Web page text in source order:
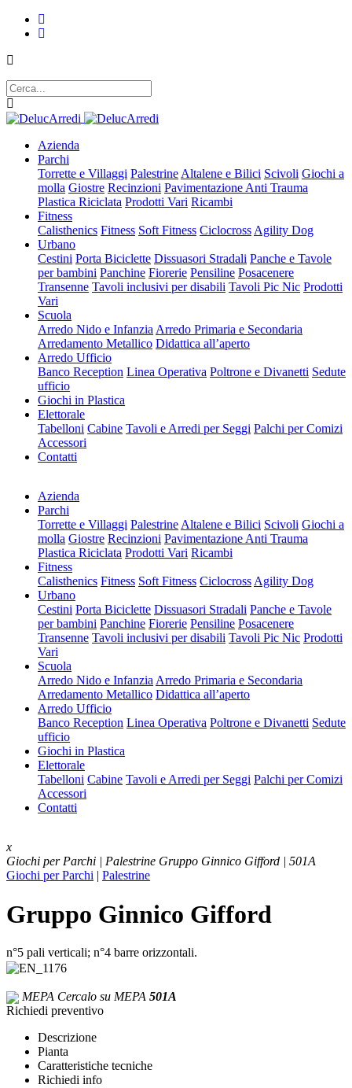
Azienda
Parchi
Torrette e Villaggi Palestrine Altalene e Bilici Scivoli Giochi a
molla Giostre Recinzioni Pavimentazione Anti Trauma
Plastica Riciclata Prodotti Vari Ricambi
Fitness
Calisthenics Fitness Soft Fitness Ciclocross Agility Dog
Urbano
Cestini Porta Biciclette Dissuasori Stradali Panche e Tavole
per bambini Panchine Fiorerie Pensiline Posacenere
Transenne Tavoli inclusivi per disabili Tavoli Pic Nic Prodotti
Vari
Scuola
Arredo Nido e Infanzia Arredo Primaria e Secondaria
Arredamento Metallico Didattica all’aperto
Arredo Ufficio
Banco Reception Linea Operativa Poltrone e Divanetti Sedute
ufficio
Giochi in Plastica
Elettorale
Tabelloni Cabine Tavoli e Arredi per Seggi Palchi per Comizi
Accessori
Contatti
Azienda
Parchi
Torrette e Villaggi Palestrine Altalene e Bilici Scivoli Giochi a
molla Giostre Recinzioni Pavimentazione Anti Trauma
Plastica Riciclata Prodotti Vari Ricambi
Fitness
Calisthenics Fitness Soft Fitness Ciclocross Agility Dog
Urbano
Cestini Porta Biciclette Dissuasori Stradali Panche e Tavole
per bambini Panchine Fiorerie Pensiline Posacenere
Transenne Tavoli inclusivi per disabili Tavoli Pic Nic Prodotti
Vari
Scuola
Arredo Nido e Infanzia Arredo Primaria e Secondaria
Arredamento Metallico Didattica all’aperto
Arredo Ufficio
Banco Reception Linea Operativa Poltrone e Divanetti Sedute
ufficio
Giochi in Plastica
Elettorale
Tabelloni Cabine Tavoli e Arredi per Seggi Palchi per Comizi
Accessori
Contatti
x
Giochi per Parchi | Palestrine Gruppo Ginnico Gifford | 501A
Giochi per Parchi | Palestrine
Gruppo Ginnico Gifford
n°5 pali verticali; n°4 barre orizzontali.
MEPA Cercalo su MEPA 501A
Richiedi preventivo
Descrizione
Pianta
Caratteristiche tecniche
Richiedi info